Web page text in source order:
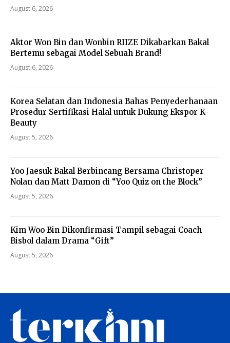
August 6, 2026
Aktor Won Bin dan Wonbin RIIZE Dikabarkan Bakal
Bertemu sebagai Model Sebuah Brand!
August 6, 2026
Korea Selatan dan Indonesia Bahas Penyederhanaan
Prosedur Sertifikasi Halal untuk Dukung Ekspor K-
Beauty
August 5, 2026
Yoo Jaesuk Bakal Berbincang Bersama Christoper
Nolan dan Matt Damon di “Yoo Quiz on the Block”
August 5, 2026
Kim Woo Bin Dikonfirmasi Tampil sebagai Coach
Bisbol dalam Drama “Gift”
August 5, 2026